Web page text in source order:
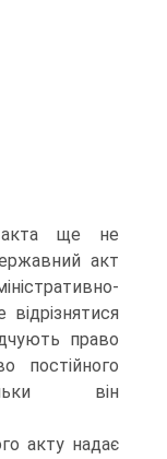
акта ще не
акт
право
постійного
він
акту надає